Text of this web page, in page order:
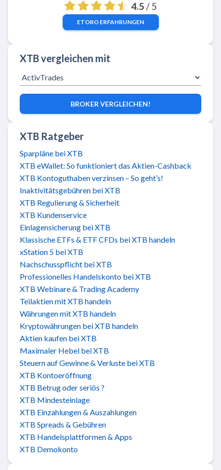
4.5 / 5
ETORO ERFAHRUNGEN
XTB vergleichen mit
BROKER VERGLEICHEN!
XTB Ratgeber
Sparpläne bei XTB
XTB eWallet: So funktioniert das Aktien-Cashback
XTB Kontoguthaben verzinsen – So geht’s!
Inaktivitätsgebühren bei XTB
XTB Regulierung & Sicherheit
XTB Kundenservice
Einlagensicherung bei XTB
Klassische ETFs & ETF CFDs bei XTB handeln
xStation 5 bei XTB
Nachschusspflicht bei XTB
Professionelles Handelskonto bei XTB
XTB Webinare & Trading Academy
Teilaktien mit XTB handeln
Währungen mit XTB handeln
Kryptowährungen bei XTB handeln
Aktien kaufen bei XTB
Maximaler Hebel bei XTB
Steuern auf Gewinne & Verluste bei XTB
XTB Kontoeröffnung
XTB Betrug oder seriös ?
XTB Mindesteinlage
XTB Einzahlungen & Auszahlungen
XTB Spreads & Gebühren
XTB Handelsplattformen & Apps
XTB Demokonto